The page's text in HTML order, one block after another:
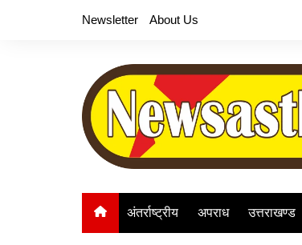
Newsletter About Us
अंतर्राष्ट्रीय अपराध उत्तराखण्ड